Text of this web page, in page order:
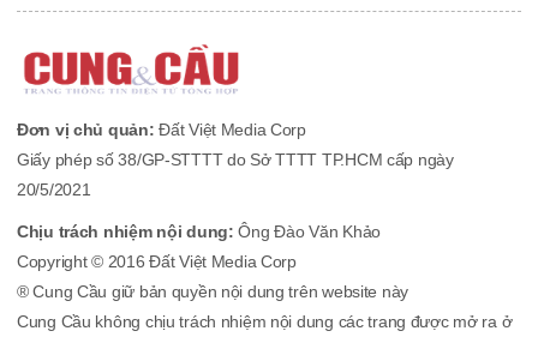
Đơn vị chủ quản: Đất Việt Media Corp
Giấy phép số 38/GP-STTTT do Sở TTTT TP.HCM cấp ngày
20/5/2021
Chịu trách nhiệm nội dung:Ông Đào Văn Khảo
Copyright © 2016 Đất Việt Media Corp
® Cung Cầu giữ bản quyền nội dung trên website này
Cung Cầu không chịu trách nhiệm nội dung các trang được mở ra ở